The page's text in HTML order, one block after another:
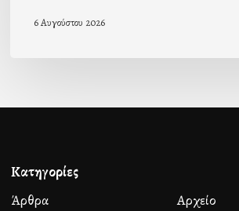
6 Αυγούστου 2026
Κατηγορίες
Άρθρα
Αρχείο